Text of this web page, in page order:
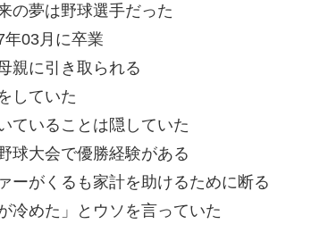
の夢は野球選手だった
03月に卒業
親に引き取られる
していた
ていることは隠していた
球大会で優勝経験がある
がくるも家計を助けるために断る
めた」とウソを言っていた